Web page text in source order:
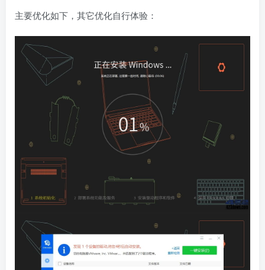
主要优化如下，其它优化自行体验：